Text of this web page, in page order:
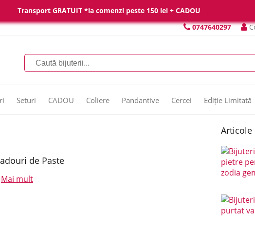
Transport GRATUIT *la comenzi peste 150 lei + CADOU
0747640297
Seturi CADOU Coliere Pandantive Cercei Ediție Limitată
de Paste
Mai mult
Articole